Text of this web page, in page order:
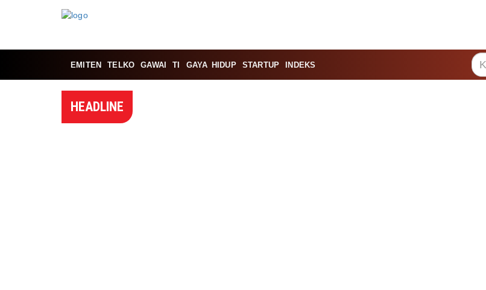
EMITEN TELKO GAWAI TI GAYA HIDUP STARTUP INDEKS
HEADLINE